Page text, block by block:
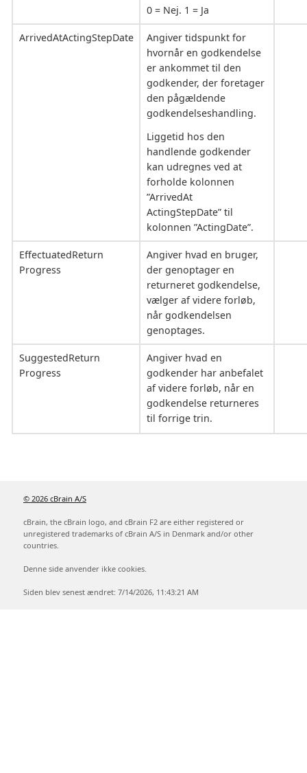
0 = Nej. 1 = Ja
ArrivedAtActingStepDate
Angiver tidspunkt for
hvornår en godkendelse
er ankommet til den
godkender, der foretager
den pågældende
godkendelseshandling.
Liggetid hos den
handlende godkender
kan udregnes ved at
forholde kolonnen
”ArrivedAt
ActingStepDate” til
kolonnen ”ActingDate”.
EffectuatedReturn
Progress
Angiver hvad en bruger,
der genoptager en
returneret godkendelse,
vælger af videre forløb,
når godkendelsen
genoptages.
SuggestedReturn
Progress
Angiver hvad en
godkender har anbefalet
af videre forløb, når en
godkendelse returneres
til forrige trin.
© 2026 cBrain A/S
cBrain, the cBrain logo, and cBrain F2 are either registered or
unregistered trademarks of cBrain A/S in Denmark and/or other
countries.
Denne side anvender ikke cookies.
Siden blev senest ændret: 7/14/2026, 11:43:21 AM